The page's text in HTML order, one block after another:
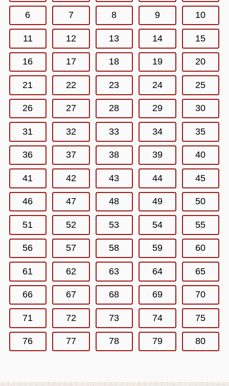
6 7 8 9 10
11 12 13 14 15
16 17 18 19 20
21 22 23 24 25
26 27 28 29 30
31 32 33 34 35
36 37 38 39 40
41 42 43 44 45
46 47 48 49 50
51 52 53 54 55
56 57 58 59 60
61 62 63 64 65
66 67 68 69 70
71 72 73 74 75
76 77 78 79 80